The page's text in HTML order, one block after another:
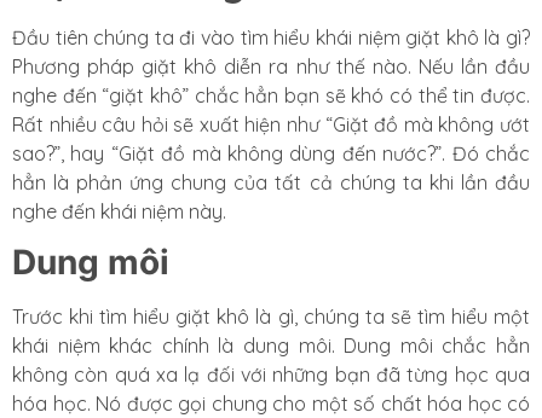
Đầu tiên chúng ta đi vào tìm hiểu khái niệm giặt khô là gì?
Phương pháp giặt khô diễn ra như thế nào. Nếu lần đầu
nghe đến “giặt khô” chắc hẳn bạn sẽ khó có thể tin được.
Rất nhiều câu hỏi sẽ xuất hiện như “Giặt đồ mà không ướt
sao?”, hay “Giặt đồ mà không dùng đến nước?”. Đó chắc
hẳn là phản ứng chung của tất cả chúng ta khi lần đầu
nghe đến khái niệm này.
Dung môi
Trước khi tìm hiểu giặt khô là gì, chúng ta sẽ tìm hiểu một
khái niệm khác chính là dung môi. Dung môi chắc hẳn
không còn quá xa lạ đối với những bạn đã từng học qua
hóa học. Nó được gọi chung cho một số chất hóa học có